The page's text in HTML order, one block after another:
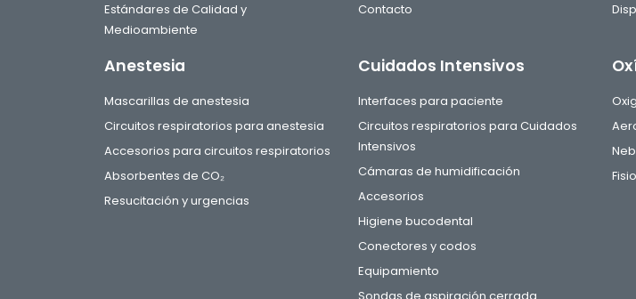
Estándares de Calidad y
Medioambiente
Contacto
Anestesia
Mascarillas de anestesia
Circuitos respiratorios para anestesia
Accesorios para circuitos respiratorios
Absorbentes de CO₂
Resucitación y urgencias
Cuidados Intensivos
Interfaces para paciente
Circuitos respiratorios para Cuidados
Intensivos
Cámaras de humidificación
Accesorios
Higiene bucodental
Conectores y codos
Equipamiento